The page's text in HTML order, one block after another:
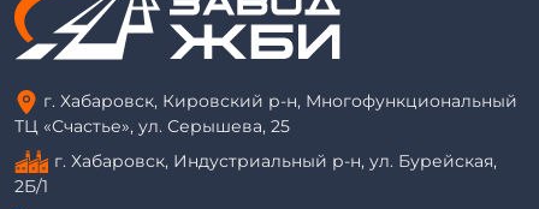
г. Хабаровск, Кировский р-н, Многофункциональный
ТЦ «Счастье», ул. Серышева, 25
г. Хабаровск, Индустриальный р-н, ул. Бурейская,
2Б/1